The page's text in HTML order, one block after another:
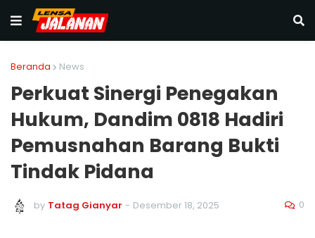
Beranda News
Perkuat Sinergi Penegakan
Hukum, Dandim 0818 Hadiri
Pemusnahan Barang Bukti
Tindak Pidana
by Tatag Gianyar - Desember 18, 2025 0